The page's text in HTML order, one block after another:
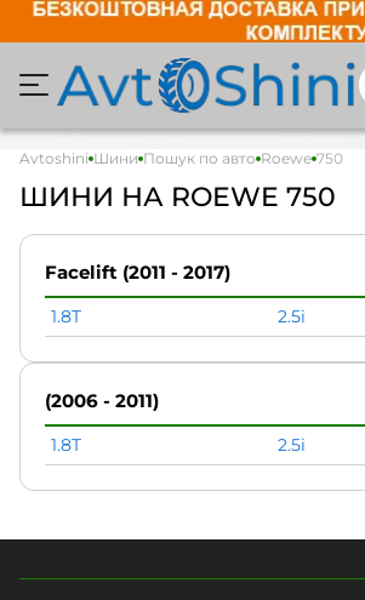
Avtoshini Шини Пошук по авто Roewe 750
ШИНИ НА ROEWE 750
Facelift (2011 - 2017)
1.8T 2.5i
(2006 - 2011)
1.8T 2.5i